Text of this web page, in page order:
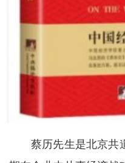
蔡历先生是北京共